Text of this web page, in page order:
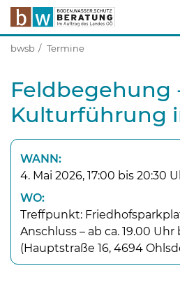
bwsb Termine
Feldbegehung
Kulturführung
WANN:
4. Mai 2026, 17:00 bis 20:30
WO:
Treffpunkt:
Anschluss – ab ca. 19.00
(Hauptstraße 16, 4694